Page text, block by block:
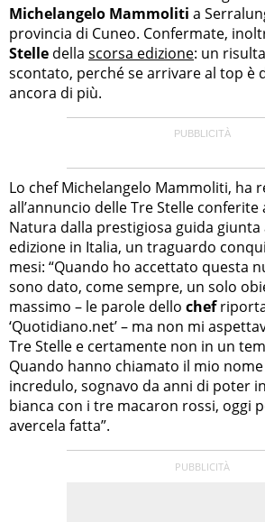
Michelangelo Mammoliti a
provincia di Cuneo. Confermate,
Stelle della scorsa edizione: un
scontato, perché se arrivare al top è
ancora di più.
Lo chef Michelangelo Mammoliti, ha
all’annuncio delle Tre Stelle conferite
Natura dalla prestigiosa guida giunta
edizione in Italia, un traguardo
mesi: “Quando ho accettato questa
sono dato, come sempre, un solo
massimo – le parole dello chef
‘Quotidiano.net’ – ma non mi
Tre Stelle e certamente non in un
Quando hanno chiamato il mio
incredulo, sognavo da anni di poter
bianca con i tre macaron rossi, oggi
avercela fatta”.